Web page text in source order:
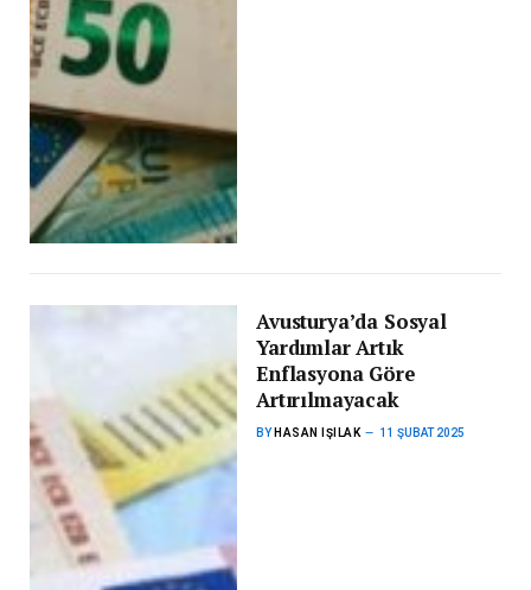
Avusturya’da Sosyal
Yardımlar Artık
Enflasyona Göre
Artırılmayacak
BY HASAN IŞILAK 11 ŞUBAT 2025